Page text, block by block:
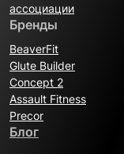
ассоциации
Бренды
BeaverFit
Glute Builder
Concept 2
Assault Fitness
Precor
Блог